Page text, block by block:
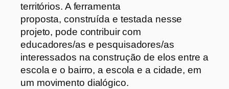
territórios. A ferramenta
proposta, construída e testada nesse
projeto, pode contribuir com
educadores/as e pesquisadores/as
interessados na construção de elos entre a
escola e o bairro, a escola e a cidade, em
um movimento dialógico.